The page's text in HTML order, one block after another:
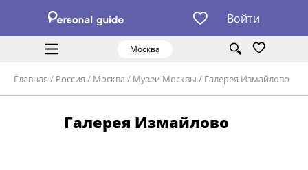
Войти
Москва
Главная / Россия / Москва / Музеи Москвы / Галерея Измайлово
Галерея Измайлово